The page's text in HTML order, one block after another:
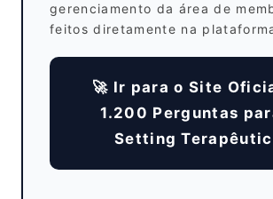
gerenciamento da área de
feitos diretamente na
🚀 Ir para o Site
1.200 Perguntas
Setting